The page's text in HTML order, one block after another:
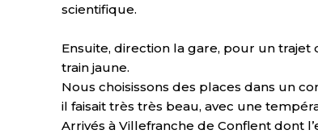
scientifique.
Ensuite, direction la gare, pour un trajet
train jaune.
Nous choisissons des places dans un
il faisait très très beau, avec une
Arrivés à Villefranche de Conflent dont